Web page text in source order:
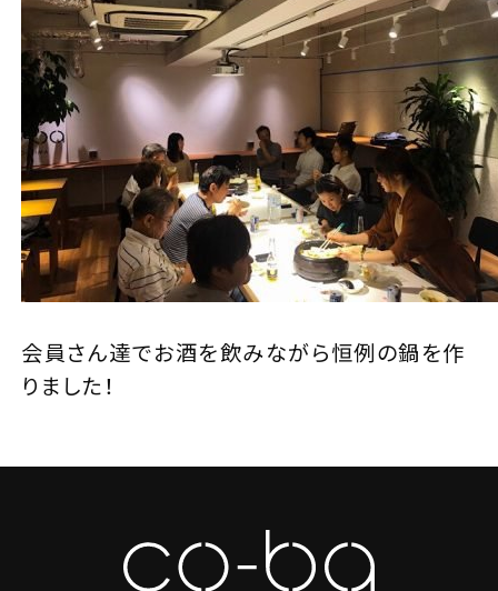
会員さん達でお酒を飲みながら恒例の鍋を作
りました！